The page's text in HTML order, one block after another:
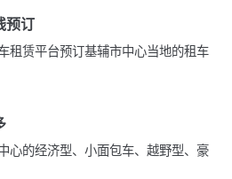
预订
租赁平台预订基辅市中心当地的租车
心的经济型、小面包车、越野型、豪